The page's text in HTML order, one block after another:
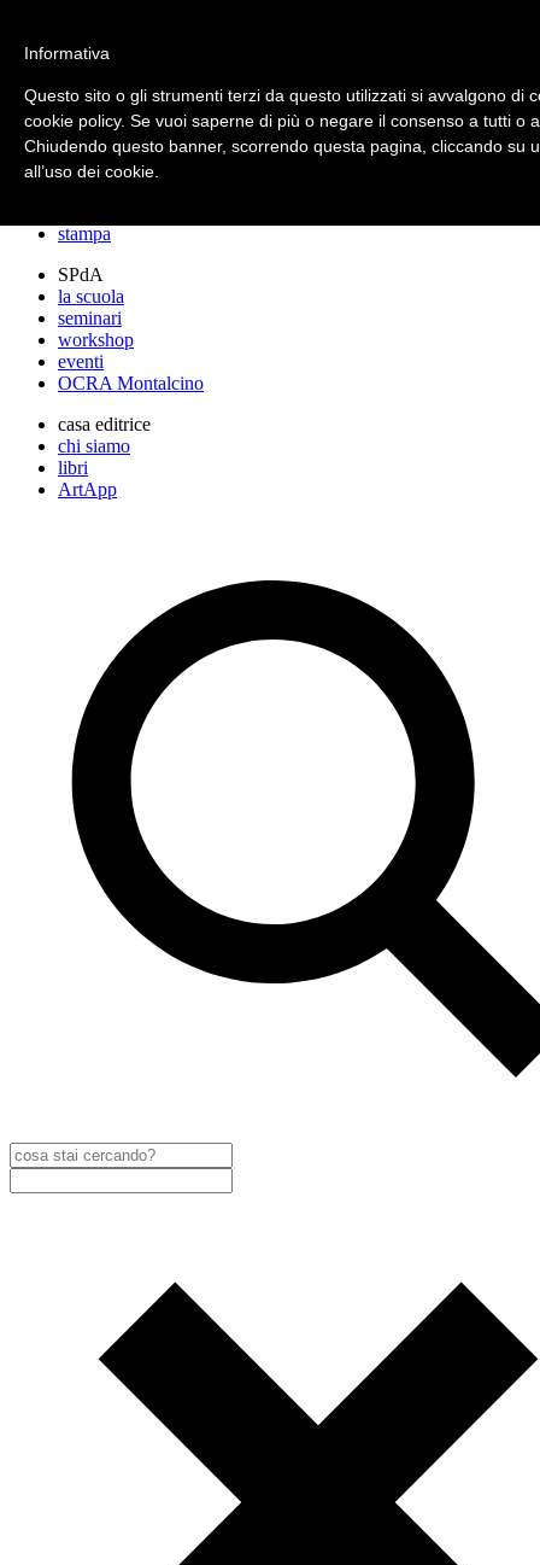
archos
lo studio
progetti
stampa
SPdA
la scuola
seminari
workshop
eventi
OCRA Montalcino
casa editrice
chi siamo
libri
ArtApp
Informativa
Questo sito o gli strumenti terzi da questo utilizzati si avvalgono di
cookie policy. Se vuoi saperne di più o negare il consenso a tutti o
Chiudendo questo banner, scorrendo questa pagina, cliccando
all’uso dei cookie.